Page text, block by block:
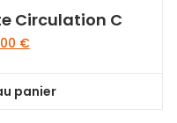
Circulation C
:
€Le
est :
panier